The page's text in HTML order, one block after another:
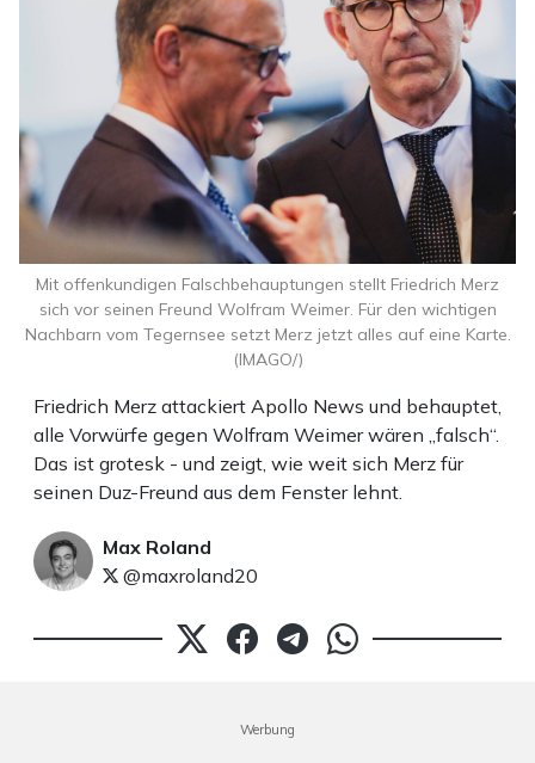
Friedrich Merz attackiert Apollo News und behauptet,
alle Vorwürfe gegen Wolfram Weimer wären „falsch“.
Das ist grotesk - und zeigt, wie weit sich Merz für
seinen Duz-Freund aus dem Fenster lehnt.
Max Roland
@maxroland20
Mit offenkundigen Falschbehauptungen stellt Friedrich Merz
sich vor seinen Freund Wolfram Weimer. Für den wichtigen
Nachbarn vom Tegernsee setzt Merz jetzt alles auf eine Karte.
(IMAGO/)
Werbung